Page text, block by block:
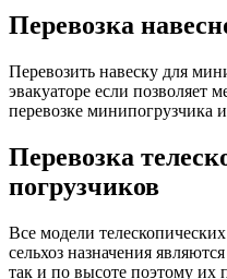
Перевозка
Перевозить навеску для
эвакуаторе если позволяет
перевозке минипогрузчика
Перевозка
погрузчиков
Все модели
сельхоз назначения
так и по высоте поэтому их